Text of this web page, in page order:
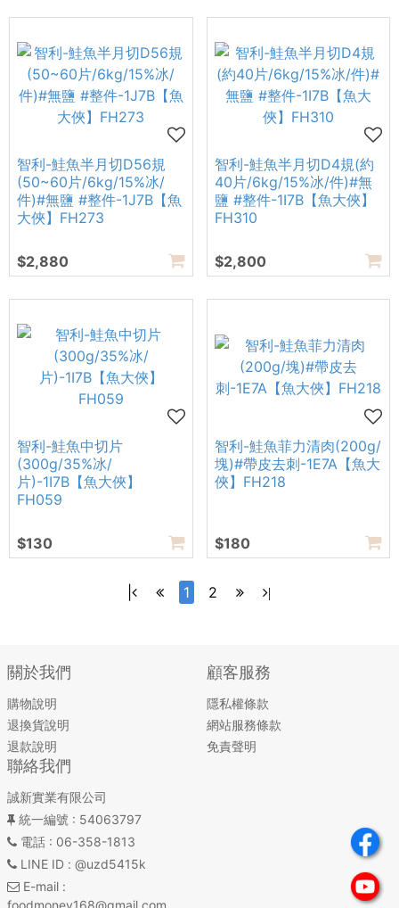
智利-鮭魚半月切D56規
(50~60片/6kg/15%冰/
件)#無鹽 #整件-1J7B【魚
大俠】FH273
$2,880
智利-鮭魚半月切D4規(約
40片/6kg/15%冰/件)#無
鹽 #整件-1I7B【魚大俠】
FH310
$2,800
智利-鮭魚中切片
(300g/35%冰/
片)-1I7B【魚大俠】
FH059
$130
智利-鮭魚菲力清肉(200g/
塊)#帶皮去刺-1E7A【魚大
俠】FH218
$180
| 1 2 |
關於我們
購物說明
退換貨說明
退款說明
顧客服務
隱私權條款
網站服務條款
免責聲明
聯絡我們
誠新實業有限公司
統一編號 : 54063797
電話: 06-358-1813
LINE ID : @uzd5415k
E-mail:
foodmoney168@gmail.com